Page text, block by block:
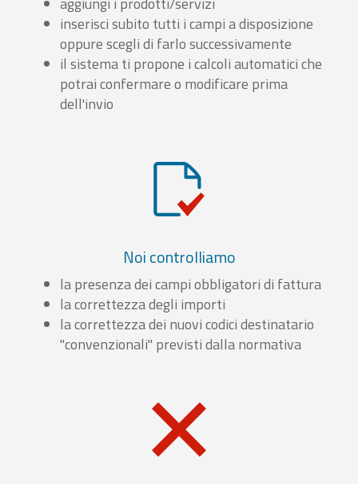
inserisci subito tutti i campi a disposizione
oppure scegli di farlo successivamente
il sistema ti propone i calcoli automatici che
potrai confermare o modificare prima
dell'invio
Noi controlliamo
la presenza dei campi obbligatori di fattura
la correttezza degli importi
la correttezza dei nuovi codici destinatario
"convenzionali" previsti dalla normativa